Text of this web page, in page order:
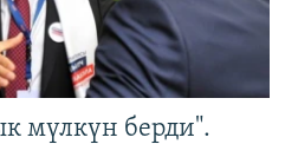
мүлкүн берди".